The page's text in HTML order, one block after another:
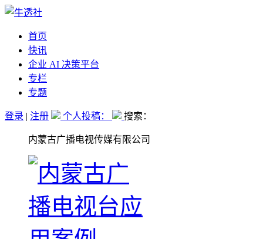
首页
快讯
企业 AI 决策平台
专栏
专题
登录 | 注册 个人投稿： 搜索：
内蒙古广播电视传媒有限公司